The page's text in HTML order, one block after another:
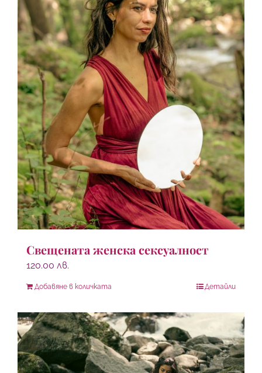
Свещената женска сексуалност
120.00 лв.
Добавяне в количката Детайли